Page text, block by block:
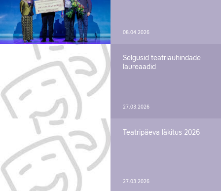
08.04.2026
Selgusid teatriauhindade
laureaadid
27.03.2026
Teatripäeva läkitus 2026
27.03.2026